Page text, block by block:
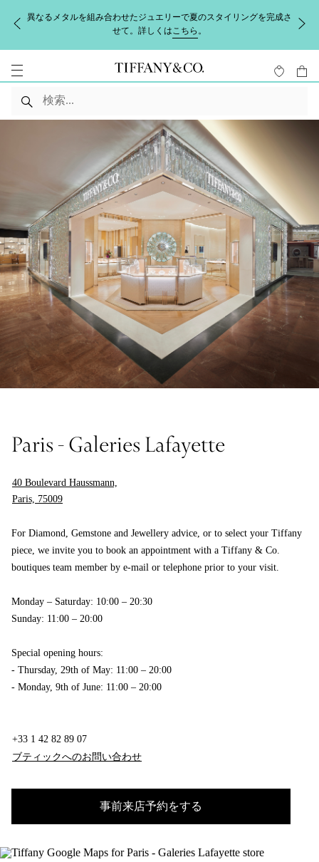
異なるメタルを組み合わせたジュエリーで夏のスタイリングを完成さ
せて。詳しくはこちら 。
Paris - Galeries Lafayette
40 Boulevard Haussmann,
Paris, 75009
For Diamond, Gemstone and Jewellery advice, or to select your Tiffany
piece, we invite you to book an appointment with a Tiffany & Co.
boutiques team member by e-mail or telephone prior to your visit.
Monday – Saturday: 10:00 – 20:30
Sunday: 11:00 – 20:00
Special opening hours:
- Thursday, 29th of May: 11:00 – 20:00
- Monday, 9th of June: 11:00 – 20:00
+33 1 42 82 89 07
ブティックへのお問い合わせ
事前来店予約をする